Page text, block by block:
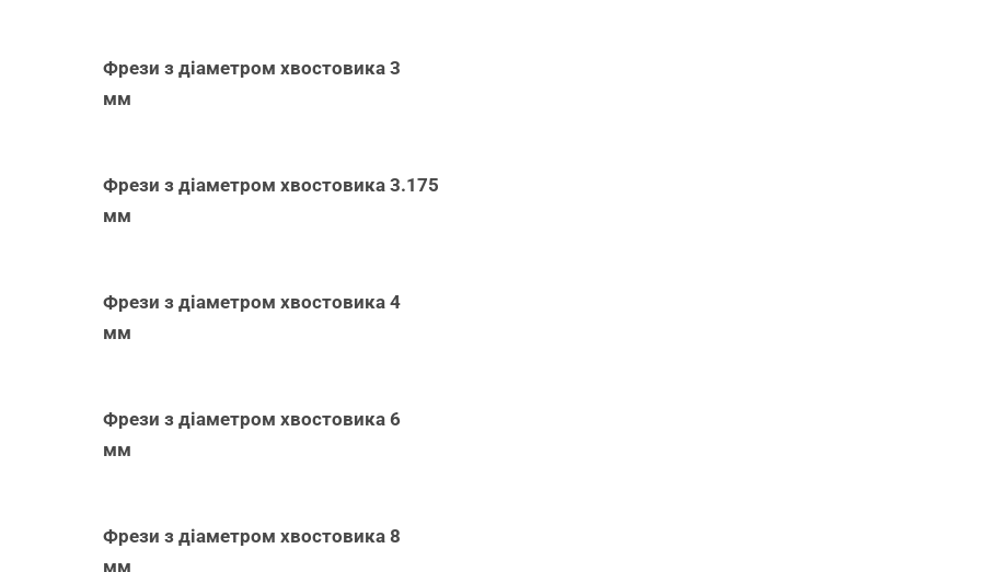
Фрези з діаметром хвостовика 3
мм
Фрези з діаметром хвостовика 3.175
мм
Фрези з діаметром хвостовика 4
мм
Фрези з діаметром хвостовика 6
мм
Фрези з діаметром хвостовика 8
мм